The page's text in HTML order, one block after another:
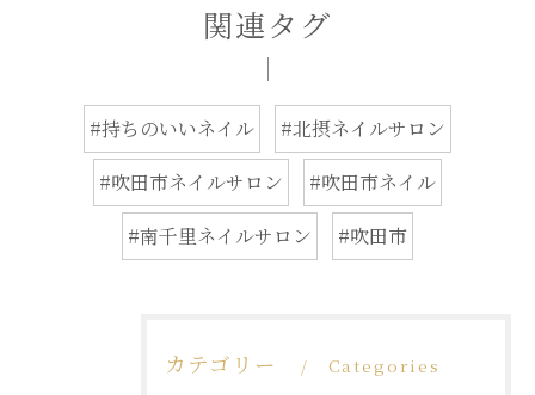
関連タグ
#持ちのいいネイル
#北摂ネイルサロン
#吹田市ネイルサロン
#吹田市ネイル
#南千里ネイルサロン
#吹田市
カテゴリー Categories